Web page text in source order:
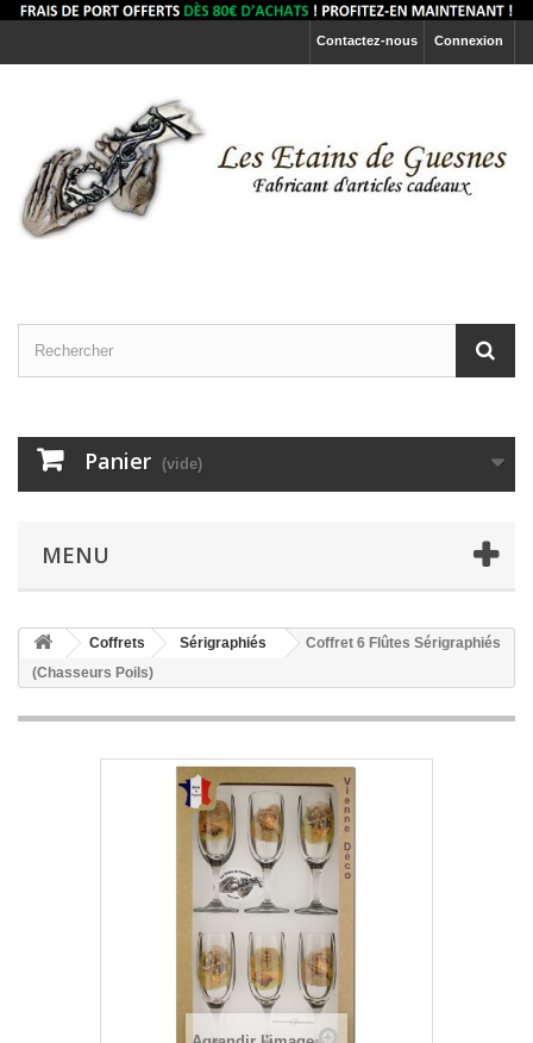
Connexion
Contactez-nous
Panier (vide)
MENU
Coffrets Sérigraphiés
Coffret 6 Flûtes Sérigraphiés
(Chasseurs Poils)